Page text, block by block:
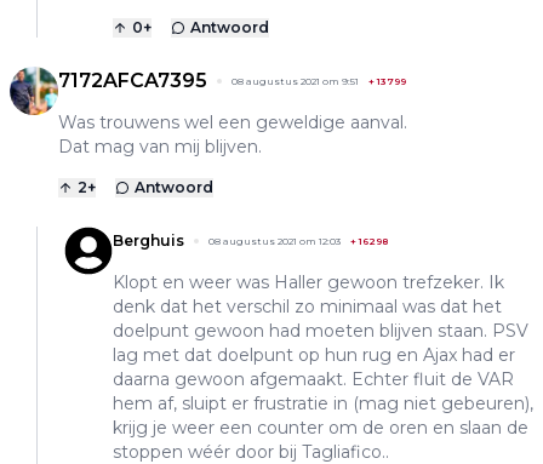
0+ Antwoord
7172AFCA7395 08 augustus 2021 om 9:51 +13799
Was trouwens wel een geweldige aanval.
Dat mag van mij blijven.
2+ Antwoord
Berghuis 08 augustus 2021 om 12:03 +16298
Klopt en weer was Haller gewoon trefzeker. Ik
denk dat het verschil zo minimaal was dat het
doelpunt gewoon had moeten blijven staan. PSV
lag met dat doelpunt op hun rug en Ajax had er
daarna gewoon afgemaakt. Echter fluit de VAR
hem af, sluipt er frustratie in (mag niet gebeuren),
krijg je weer een counter om de oren en slaan de
stoppen wéér door bij Tagliafico..